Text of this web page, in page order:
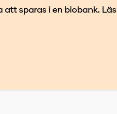
att sparas i en biobank. Läs